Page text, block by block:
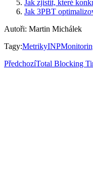
Jak zjistit, které
Jak 3PBT
Autoři: Martin Michálek
Tagy:MetrikyINP
PředchozíTotal Blocking